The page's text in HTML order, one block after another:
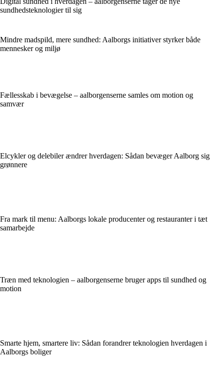
sundhedsteknologier til sig
Mindre madspild, mere sundhed: Aalborgs initiativer styrker både
mennesker og miljø
Fællesskab i bevægelse – aalborgenserne samles om motion og
samvær
Elcykler og delebiler ændrer hverdagen: Sådan bevæger Aalborg sig
grønnere
Fra mark til menu: Aalborgs lokale producenter og restauranter i tæt
samarbejde
Træn med teknologien – aalborgenserne bruger apps til sundhed og
motion
Smarte hjem, smartere liv: Sådan forandrer teknologien hverdagen i
Aalborgs boliger